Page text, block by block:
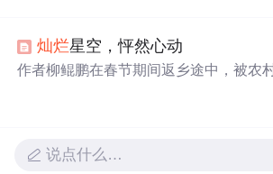
灿烂星空，怦然心动
作者柳鲲鹏在春节期间返乡途中，被农
说点什么…